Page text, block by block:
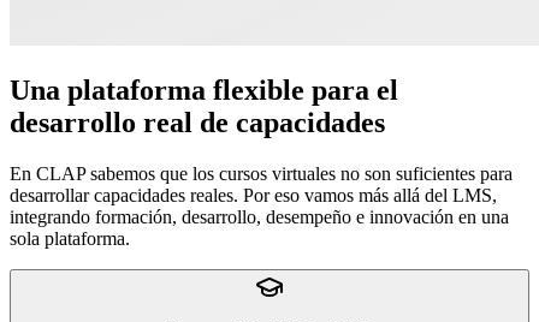
Una plataforma flexible para el
desarrollo real de capacidades
En CLAP sabemos que los cursos virtuales no son suficientes para
desarrollar capacidades reales. Por eso vamos más allá del LMS,
integrando formación, desarrollo, desempeño e innovación en una
sola plataforma.